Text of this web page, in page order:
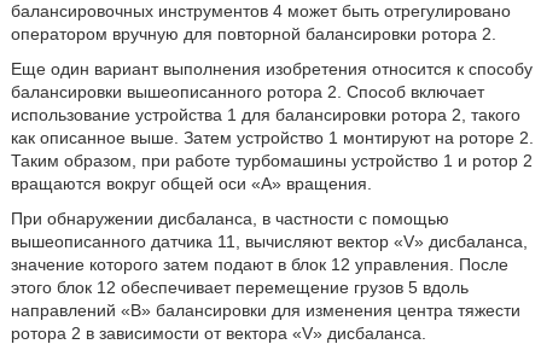
балансировочных инструментов 4 может быть отрегулировано
оператором вручную для повторной балансировки ротора 2.
Еще один вариант выполнения изобретения относится к способу
балансировки вышеописанного ротора 2. Способ включает
использование устройства 1 для балансировки ротора 2, такого
как описанное выше. Затем устройство 1 монтируют на роторе 2.
Таким образом, при работе турбомашины устройство 1 и ротор 2
вращаются вокруг общей оси «А» вращения.
При обнаружении дисбаланса, в частности с помощью
вышеописанного датчика 11, вычисляют вектор «V» дисбаланса,
значение которого затем подают в блок 12 управления. После
этого блок 12 обеспечивает перемещение грузов 5 вдоль
направлений «В» балансировки для изменения центра тяжести
ротора 2 в зависимости от вектора «V» дисбаланса.